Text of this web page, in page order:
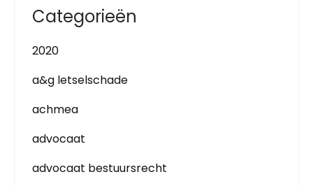
Categorieën
2020
a&g letselschade
achmea
advocaat
advocaat bestuursrecht